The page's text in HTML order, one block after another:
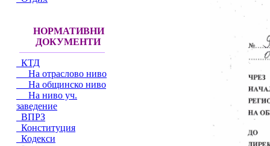
НОРМАТИВНИ
ДОКУМЕНТИ
КТД
На отраслово ниво
На общинско ниво
На ниво уч.
заведение
ВПРЗ
Конституция
Кодекси